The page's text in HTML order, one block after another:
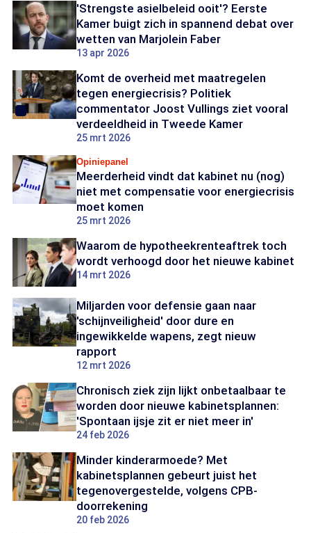
'Strengste asielbeleid ooit'? Eerste
Kamer buigt zich in spannend debat over
wetten van Marjolein Faber
13 apr 2026
Komt de overheid met maatregelen
tegen energiecrisis? Politiek
commentator Joost Vullings ziet vooral
verdeeldheid in Tweede Kamer
25 mrt 2026
Opiniepanel
Meerderheid vindt dat kabinet nu (nog)
niet met compensatie voor energiecrisis
moet komen
25 mrt 2026
Waarom de hypotheekrenteaftrek toch
wordt verhoogd door het nieuwe kabinet
14 mrt 2026
Miljarden voor defensie gaan naar
'schijnveiligheid' door dure en
ingewikkelde wapens, zegt nieuw
rapport
12 mrt 2026
Chronisch ziek zijn lijkt onbetaalbaar te
worden door nieuwe kabinetsplannen:
'Spontaan ijsje zit er niet meer in'
24 feb 2026
Minder kinderarmoede? Met
kabinetsplannen gebeurt juist het
tegenovergestelde, volgens CPB-
doorrekening
20 feb 2026